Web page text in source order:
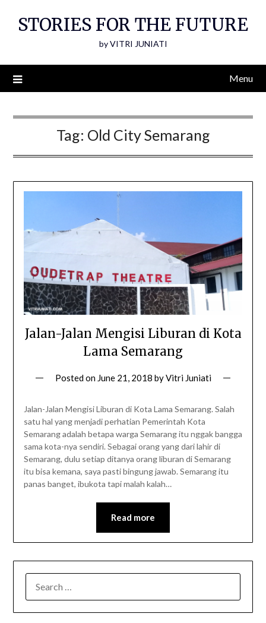
STORIES FOR THE FUTURE
by VITRI JUNIATI
Menu
Tag: Old City Semarang
Jalan-Jalan Mengisi Liburan di Kota
Lama Semarang
Posted on June 21, 2018 byVitri Juniati
Jalan-Jalan Mengisi Liburan di Kota Lama Semarang. Salah
satu hal yang menjadi perhatian Pemerintah Kota
Semarang adalah betapa warga Semarang itu nggak bangga
sama kota-nya sendiri. Sebagai orang yang dari lahir di
Semarang, dulu setiap ditanya orang liburan di Semarang
itu bisa kemana, saya pasti bingung jawab. Semarang itu
panas banget, ibukota tapi malah kalah…
Read more
FOR: